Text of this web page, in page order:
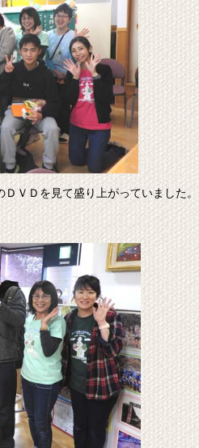
ＶＤを見て盛り上がっていました。